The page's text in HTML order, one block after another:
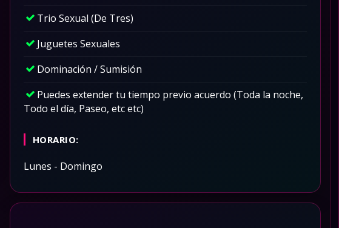
Trio Sexual (De Tres)
Juguetes Sexuales
Dominación / Sumisión
Puedes extender tu tiempo previo acuerdo (Toda la noche,
Todo el día, Paseo, etc etc)
HORARIO:
Lunes - Domingo